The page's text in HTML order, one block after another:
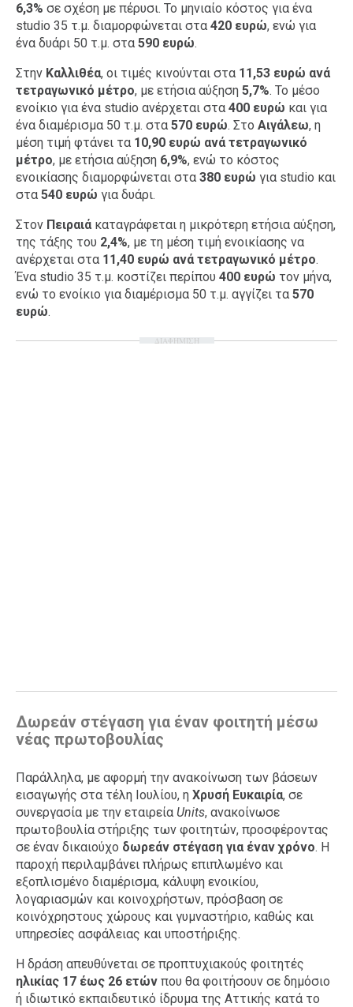
6,3% σε σχέση με πέρυσι. Το μηνιαίο κόστος για ένα
studio 35 τ.μ. διαμορφώνεται στα 420 ευρώ, ενώ για
ένα δυάρι 50 τ.μ. στα 590 ευρώ.
Στην Καλλιθέα, οι τιμές κινούνται στα 11,53 ευρώ ανά
τετραγωνικό μέτρο, με ετήσια αύξηση 5,7%. Το μέσο
ενοίκιο για ένα studio ανέρχεται στα 400 ευρώ και για
ένα διαμέρισμα 50 τ.μ. στα 570 ευρώ. Στο Αιγάλεω, η
μέση τιμή φτάνει τα 10,90 ευρώ ανά τετραγωνικό
μέτρο, με ετήσια αύξηση 6,9%, ενώ το κόστος
ενοικίασης διαμορφώνεται στα 380 ευρώ για studio και
στα 540 ευρώ για δυάρι.
Στον Πειραιά καταγράφεται η μικρότερη ετήσια αύξηση,
της τάξης του 2,4%, με τη μέση τιμή ενοικίασης να
ανέρχεται στα 11,40 ευρώ ανά τετραγωνικό μέτρο.
Ένα studio 35 τ.μ. κοστίζει περίπου 400 ευρώ τον μήνα,
ενώ το ενοίκιο για διαμέρισμα 50 τ.μ. αγγίζει τα 570
ευρώ.
ΔΙΑΦΗΜΙΣΗ
Δωρεάν στέγαση για έναν φοιτητή μέσω
νέας πρωτοβουλίας
Παράλληλα, με αφορμή την ανακοίνωση των βάσεων
εισαγωγής στα τέλη Ιουλίου, η Χρυσή Ευκαιρία, σε
συνεργασία με την εταιρεία Units, ανακοίνωσε
πρωτοβουλία στήριξης των φοιτητών, προσφέροντας
σε έναν δικαιούχο δωρεάν στέγαση για έναν χρόνο. Η
παροχή περιλαμβάνει πλήρως επιπλωμένο και
εξοπλισμένο διαμέρισμα, κάλυψη ενοικίου,
λογαριασμών και κοινοχρήστων, πρόσβαση σε
κοινόχρηστους χώρους και γυμναστήριο, καθώς και
υπηρεσίες ασφάλειας και υποστήριξης.
Η δράση απευθύνεται σε προπτυχιακούς φοιτητές
ηλικίας 17 έως 26 ετών που θα φοιτήσουν σε δημόσιο
ή ιδιωτικό εκπαιδευτικό ίδρυμα της Αττικής κατά το